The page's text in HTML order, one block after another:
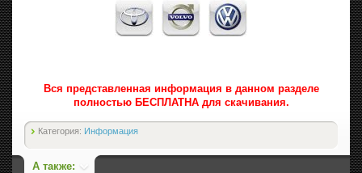
Вся представленная информация в данном разделе
полностью БЕСПЛАТНА для скачивания.
Категория: Информация
А также: